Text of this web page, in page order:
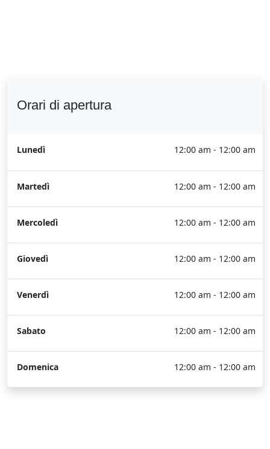
Orari di apertura
Lunedì 12:00 am - 12:00 am
Martedì 12:00 am - 12:00 am
Mercoledì 12:00 am - 12:00 am
Giovedì 12:00 am - 12:00 am
Venerdì 12:00 am - 12:00 am
Sabato 12:00 am - 12:00 am
Domenica 12:00 am - 12:00 am